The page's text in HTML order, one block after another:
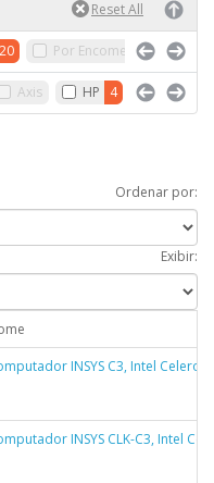
20 Por Encomenda
Axis HP 4 Insys
Ordenar por:
Exibir:
INSYS C3, Intel Celeron
INSYS CLK-C3, Intel